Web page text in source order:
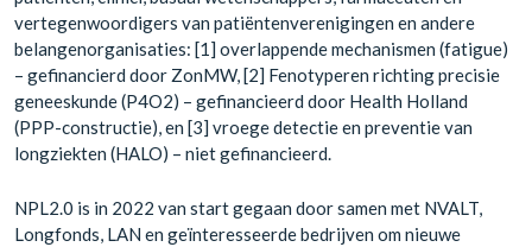
vertegenwoordigers van patiëntenverenigingen en andere
belangenorganisaties: [1] overlappende mechanismen (fatigue)
– gefinancierd door ZonMW, [2] Fenotyperen richting precisie
geneeskunde (P4O2) – gefinancieerd door Health Holland
(PPP-constructie), en [3] vroege detectie en preventie van
longziekten (HALO) – niet gefinancieerd.
NPL2.0 is in 2022 van start gegaan door samen met NVALT,
Longfonds, LAN en geïnteresseerde bedrijven om nieuwe